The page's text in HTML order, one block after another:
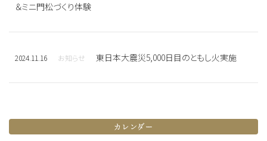
＆ミニ門松づくり体験
2024.11.16 お知らせ 東日本大震災5,000日目のともし火実施
カレンダー